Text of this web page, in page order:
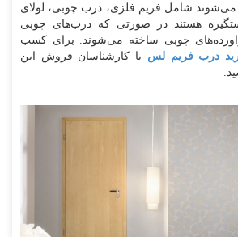
شامل فریم فلزی، درب چوبی، لولای
هستند در صورتی که درب‌های چوبی
فراورده‌های چوبی ساخته می‌شوند. برای کسب
درب فریم لس با کارشناسان فروش این